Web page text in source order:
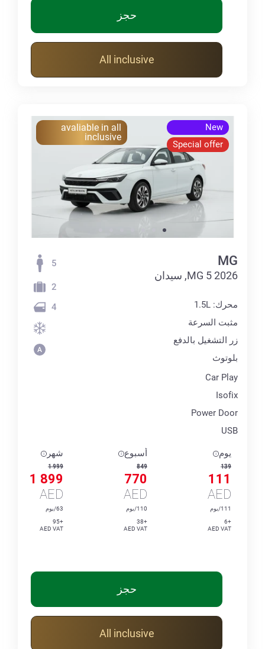
حجز
All inclusive
New
Special offer
avaliable in all
inclusive
MG
MG 5 2026, سيدان
محرك: 1.5L
مثبت السرعة
زر التشغيل بالدفع
بلوتوث
Car Play
Isofix
Power Door
USB
5
2
4
يوم
139
111
AED
111/يوم
+6
AED VAT
أسبوع
849
770
AED
110/يوم
+38
AED VAT
شهر
1 999
1 899
AED
63/يوم
+95
AED VAT
حجز
All inclusive